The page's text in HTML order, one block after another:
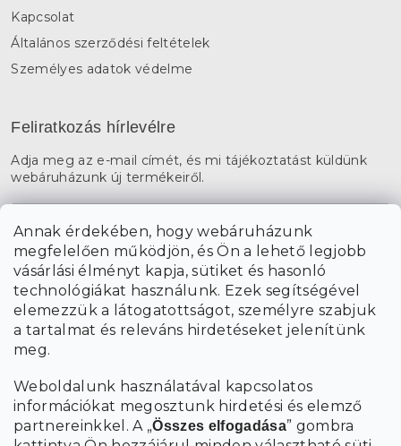
Annak érdekében, hogy webáruházunk
megfelelően működjön, és Ön a lehető legjobb
vásárlási élményt kapja, sütiket és hasonló
technológiákat használunk. Ezek segítségével
elemezzük a látogatottságot, személyre szabjuk
a tartalmat és releváns hirdetéseket jelenítünk
meg.
Weboldalunk használatával kapcsolatos
információkat megosztunk hirdetési és elemző
partnereinkkel. A „Összes elfogadása” gombra
Kapcsolat
Általános szerződési feltételek
Személyes adatok védelme
Feliratkozás hírlevélre
Adja meg az e-mail címét, és mi tájékoztatást küldünk
webáruházunk új termékeiről.
A hírlevelekre való feliratkozással egyetérteka személyes
adatok feldolgozásával.
FELIRATKOZÁS